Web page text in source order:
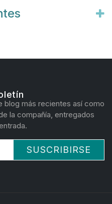
blog más recientes así como
la compañía, entregados
SUSCRIBIRSE